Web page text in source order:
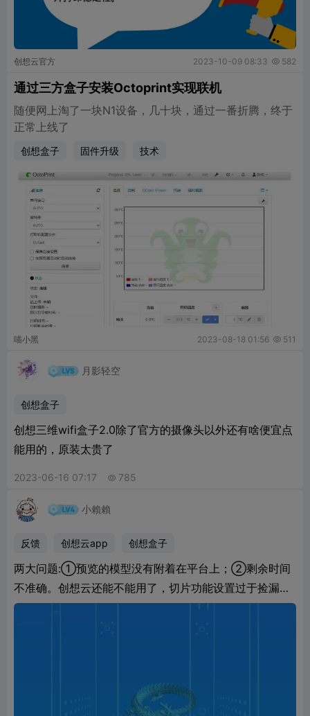
创想云官方 2023-10-09 08:33  582
通过三方盒子安装Octoprint实现联机
随便网上淘了一块N1设备，几十块，通过一番折腾，终于
正常上线了
创想盒子 固件升级 技术
喵小黑 2023-08-18 01:56  511
月影轻空
创想盒子
创想三维wifi盒子2.0除了官方的摄像头以外还有啥便宜点
能用的，原装太贵了
2023-06-16 07:17  785
小賴賴
反馈 创想云app 创想盒子
两大问题:①预览的模型没有附着在平台上；②剩余时间
不准确。创想云还能不能用了，切片功能设置过于捡漏，
bug一直层出不穷。